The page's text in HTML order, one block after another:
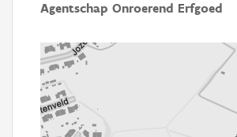
Agentschap Onroerend Erfgoed